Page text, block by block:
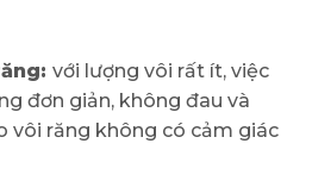
với lượng vôi rất ít, việc
đơn giản, không đau và
vôi răng không có cảm giác